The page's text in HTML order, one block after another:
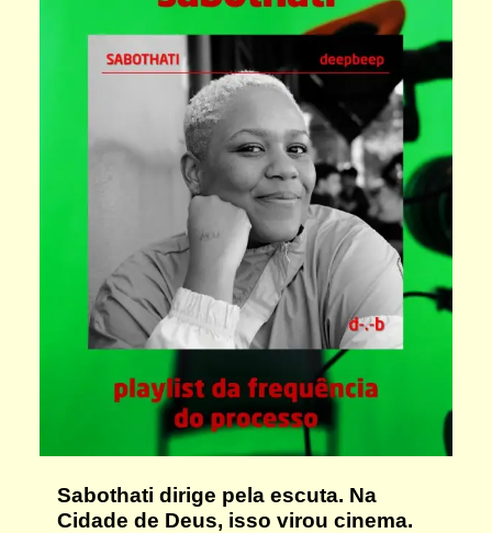
Sabothati dirige pela escuta. Na
Cidade de Deus, isso virou cinema.